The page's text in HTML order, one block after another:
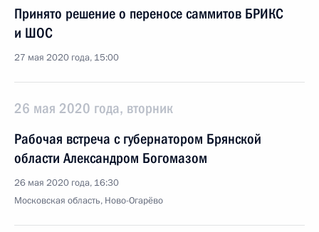
Принято решение о переносе саммитов БРИКС
и ШОС
27 мая 2020 года, 15:00
26 мая 2020 года, вторник
Рабочая встреча с губернатором Брянской
области Александром Богомазом
26 мая 2020 года, 16:30
Московская область, Ново-Огарёво